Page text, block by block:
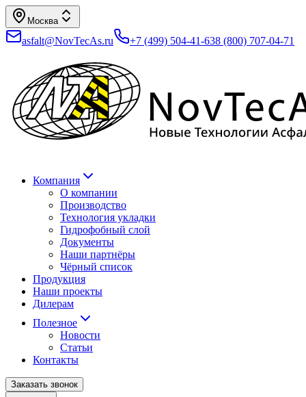
Москва
asfalt@NovTecAs.ru +7 (499) 504-41-638 (800) 707-04-71
Компания
О компании
Производство
Технология укладки
Гидрофобный слой
Документы
Наши партнёры
Чёрный список
Продукция
Наши проекты
Дилерам
Полезное
Новости
Статьи
Контакты
Заказать звонок